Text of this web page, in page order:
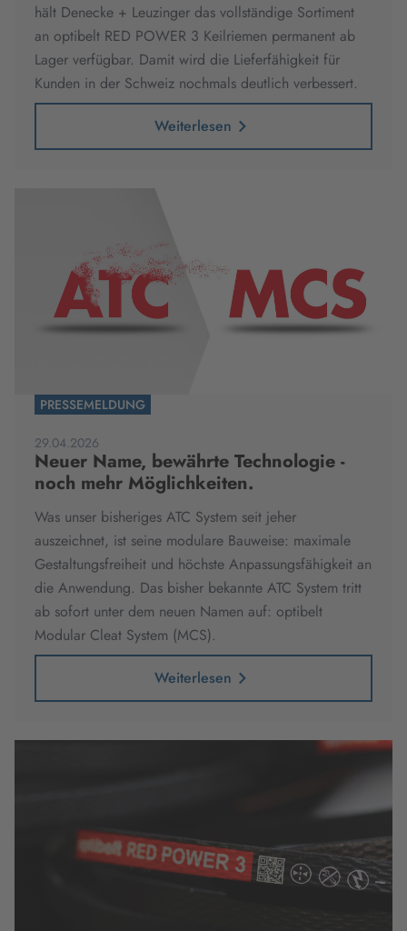
hält Denecke + Leuzinger das vollständige Sortiment
an optibelt RED POWER 3 Keilriemen permanent ab
Lager verfügbar. Damit wird die Lieferfähigkeit für
Kunden in der Schweiz nochmals deutlich verbessert.
Weiterlesen
PRESSEMELDUNG
29.04.2026
Neuer Name, bewährte Technologie -
noch mehr Möglichkeiten.
Was unser bisheriges ATC System seit jeher
auszeichnet, ist seine modulare Bauweise: maximale
Gestaltungsfreiheit und höchste Anpassungsfähigkeit an
die Anwendung. Das bisher bekannte ATC System tritt
ab sofort unter dem neuen Namen auf: optibelt
Modular Cleat System (MCS).
Weiterlesen